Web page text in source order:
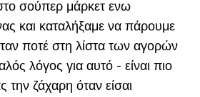
σούπερ μάρκετ ενω
και καταλήξαμε να πάρουμε
ποτέ στη λίστα των αγορών
λόγος για αυτό - είναι πιο
την ζάχαρη όταν είσαι